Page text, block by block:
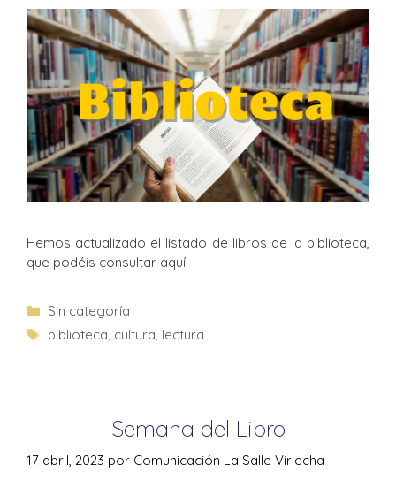
Hemos actualizado el listado de libros de la biblioteca,
que podéis consultar aquí.
Sin categoría
biblioteca cultura lectura
Semana del Libro
17 abril, 2023 por Comunicación La Salle Virlecha